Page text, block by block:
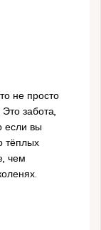
не просто
забота,
если вы
тёплых
чем